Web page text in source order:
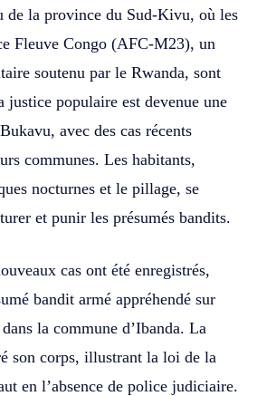
de la province du Sud-Kivu, où les
Fleuve Congo (AFC-M23), un
soutenu par le Rwanda, sont
justice populaire est devenue une
avec des cas récents
communes. Les habitants,
nocturnes et le pillage, se
et punir les présumés bandits.
cas ont été enregistrés,
bandit armé appréhendé sur
la commune d’Ibanda. La
son corps, illustrant la loi de la
en l’absence de police judiciaire.